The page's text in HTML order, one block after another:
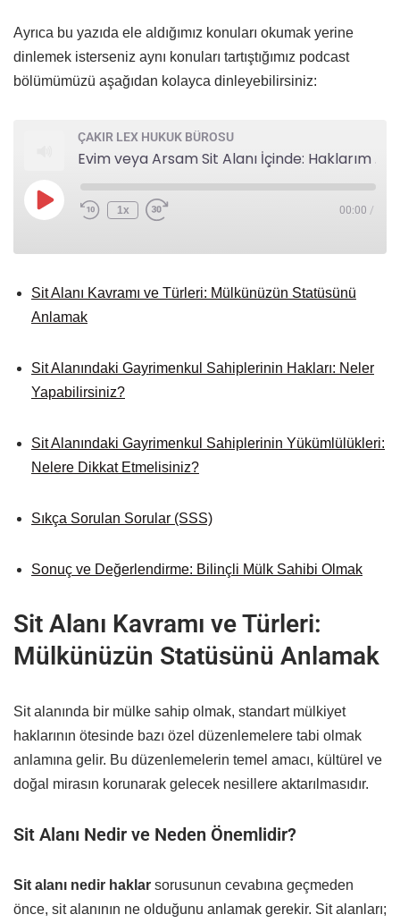
Ayrıca bu yazıda ele aldığımız konuları okumak yerine
dinlemek isterseniz aynı konuları tartıştığımız podcast
bölümümüzü aşağıdan kolayca dinleyebilirsiniz:
ÇAKIR LEX HUKUK BÜROSU
Evim veya Arsam Sit Alanı İçinde: Haklarım ve Yükümlülüklerim Nelerdir?
1x 00:00 /
Sit Alanı Kavramı ve Türleri: Mülkünüzün Statüsünü
Anlamak
Sit Alanındaki Gayrimenkul Sahiplerinin Hakları: Neler
Yapabilirsiniz?
Sit Alanındaki Gayrimenkul Sahiplerinin Yükümlülükleri:
Nelere Dikkat Etmelisiniz?
Sıkça Sorulan Sorular (SSS)
Sonuç ve Değerlendirme: Bilinçli Mülk Sahibi Olmak
Sit Alanı Kavramı ve Türleri:
Mülkünüzün Statüsünü Anlamak
Sit alanında bir mülke sahip olmak, standart mülkiyet
haklarının ötesinde bazı özel düzenlemelere tabi olmak
anlamına gelir. Bu düzenlemelerin temel amacı, kültürel ve
doğal mirasın korunarak gelecek nesillere aktarılmasıdır.
Sit Alanı Nedir ve Neden Önemlidir?
Sit alanı nedir haklar sorusunun cevabına geçmeden
önce, sit alanının ne olduğunu anlamak gerekir. Sit alanları;